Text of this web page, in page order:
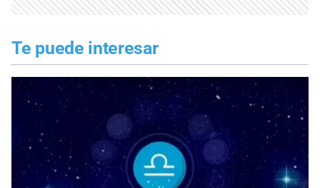
Te puede interesar